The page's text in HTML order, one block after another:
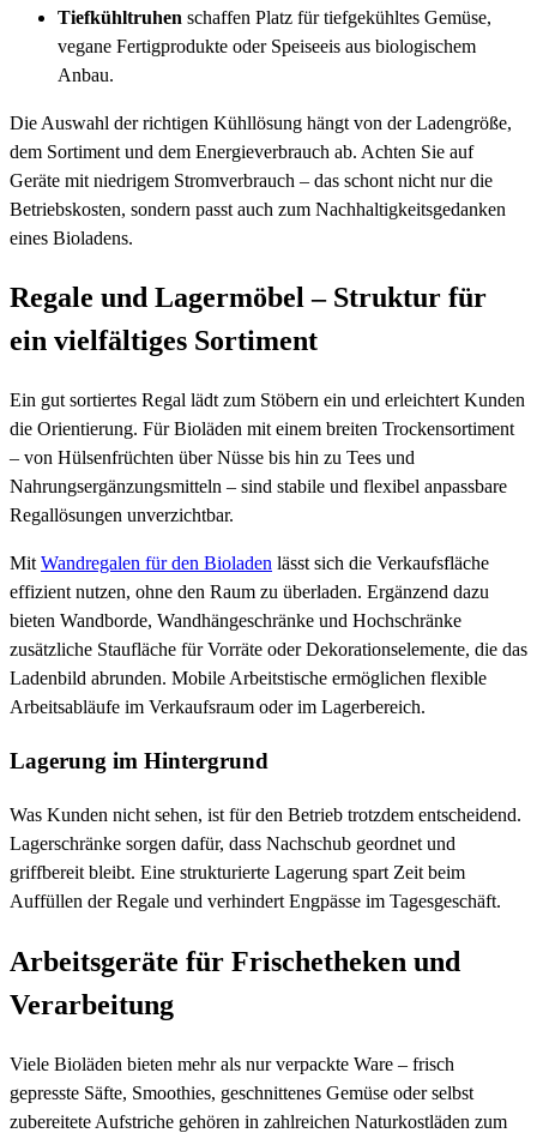
Tiefkühltruhen schaffen Platz für tiefgekühltes Gemüse,
vegane Fertigprodukte oder Speiseeis aus biologischem
Anbau.
Die Auswahl der richtigen Kühllösung hängt von der Ladengröße,
dem Sortiment und dem Energieverbrauch ab. Achten Sie auf
Geräte mit niedrigem Stromverbrauch – das schont nicht nur die
Betriebskosten, sondern passt auch zum Nachhaltigkeitsgedanken
eines Bioladens.
Regale und Lagermöbel – Struktur für
ein vielfältiges Sortiment
Ein gut sortiertes Regal lädt zum Stöbern ein und erleichtert Kunden
die Orientierung. Für Bioläden mit einem breiten Trockensortiment
– von Hülsenfrüchten über Nüsse bis hin zu Tees und
Nahrungsergänzungsmitteln – sind stabile und flexibel anpassbare
Regallösungen unverzichtbar.
Mit Wandregalen für den Bioladen lässt sich die Verkaufsfläche
effizient nutzen, ohne den Raum zu überladen. Ergänzend dazu
bieten Wandborde, Wandhängeschränke und Hochschränke
zusätzliche Staufläche für Vorräte oder Dekorationselemente, die das
Ladenbild abrunden. Mobile Arbeitstische ermöglichen flexible
Arbeitsabläufe im Verkaufsraum oder im Lagerbereich.
Lagerung im Hintergrund
Was Kunden nicht sehen, ist für den Betrieb trotzdem entscheidend.
Lagerschränke sorgen dafür, dass Nachschub geordnet und
griffbereit bleibt. Eine strukturierte Lagerung spart Zeit beim
Auffüllen der Regale und verhindert Engpässe im Tagesgeschäft.
Arbeitsgeräte für Frischetheken und
Verarbeitung
Viele Bioläden bieten mehr als nur verpackte Ware – frisch
gepresste Säfte, Smoothies, geschnittenes Gemüse oder selbst
zubereitete Aufstriche gehören in zahlreichen Naturkostläden zum